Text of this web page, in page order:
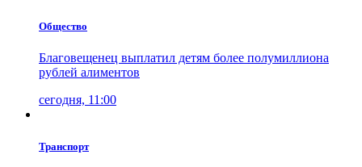
Общество
Благовещенец выплатил детям более полумиллиона
рублей алиментов
сегодня, 11:00
Транспорт